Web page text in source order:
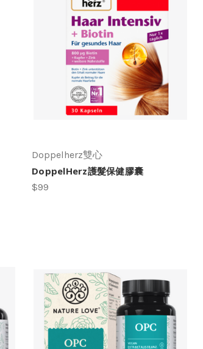
Doppelherz雙心
DoppelHerz護髮保健膠囊
$99